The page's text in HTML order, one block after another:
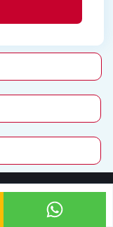
عن الشركة